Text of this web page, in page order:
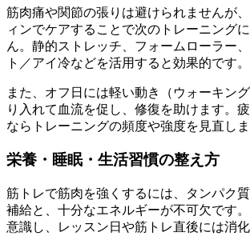
筋肉痛や関節の張りは避けられませんが
ィンでケアすることで次のトレーニング
ん。静的ストレッチ、フォームローラー
ト／アイ冷などを活用すると効果的です。
また、オフ日には軽い動き（ウォーキン
り入れて血流を促し、修復を助けます。
ならトレーニングの頻度や強度を見直しま
栄養・睡眠・生活習慣の整え方
筋トレで筋肉を強くするには、タンパク
補給と、十分なエネルギーが不可欠です
意識し、レッスン日や筋トレ直後には消